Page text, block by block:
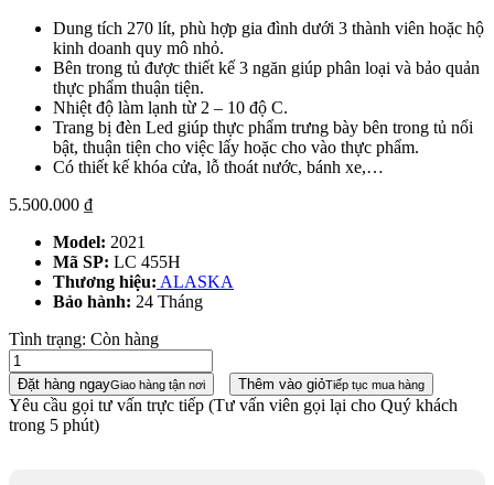
Dung tích 270 lít, phù hợp gia đình dưới 3 thành viên hoặc hộ
kinh doanh quy mô nhỏ.
Bên trong tủ được thiết kế 3 ngăn giúp phân loại và bảo quản
thực phẩm thuận tiện.
Nhiệt độ làm lạnh từ 2 – 10 độ C.
Trang bị đèn Led giúp thực phẩm trưng bày bên trong tủ nổi
bật, thuận tiện cho việc lấy hoặc cho vào thực phẩm.
Có thiết kế khóa cửa, lỗ thoát nước, bánh xe,…
5.500.000 ₫
Model: 2021
Mã SP: LC 455H
Thương hiệu: ALASKA
Bảo hành: 24 Tháng
Tình trạng: Còn hàng
Đặt hàng ngayGiao hàng tận nơi Thêm vào giỏTiếp tục mua hàng
Yêu cầu gọi tư vấn trực tiếp (Tư vấn viên gọi lại cho Quý khách
trong 5 phút)